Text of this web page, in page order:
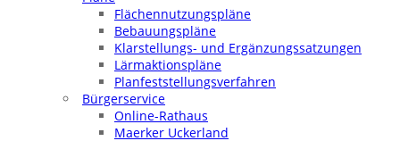
Flächennutzungspläne
Bebauungspläne
Klarstellungs- und Ergänzungssatzungen
Lärmaktionspläne
Planfeststellungsverfahren
Bürgerservice
Online-Rathaus
Maerker Uckerland